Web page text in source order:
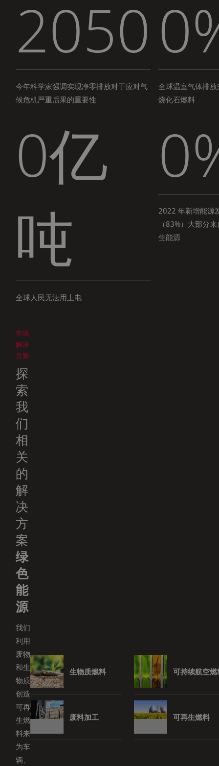
2050
今年科学家强调实现净零排放对于应对气
候危机严重后果的重要性
0
全球温室气体排
烧化石燃料
0亿
吨
全球人民无法用上电
0
2022 年新增能源
（83%）大部分
生能源
市场
解决
方案
探
索
我
们
相
关
的
解
决
方
案
绿
色
能
源
我们
利用
废物
和生
物质
创造
可再
生燃
料来
为车
辆、
生物质燃料 可持续航空燃
废料加工 可再生燃料